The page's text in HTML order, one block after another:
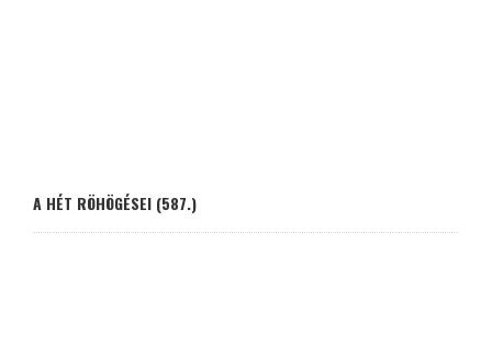
A HÉT RÖHÖGÉSEI (587.)